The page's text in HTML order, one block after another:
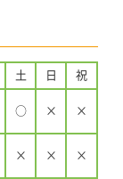
土 日 祝
○ × ×
× × ×